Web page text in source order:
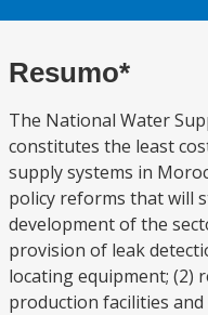
Resumo*
The National Water
constitutes the least
supply systems in
policy reforms that will
development of the
provision of leak
locating equipment; (2)
production facilities